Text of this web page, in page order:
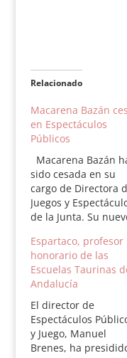
Relacionado
Macarena Bazán
en Espectáculos
Públicos
Macarena Bazán
sido cesada en su
cargo de Directora
Juegos y
de la Junta. Su
Secretaría General
Técnica de Medio de
Ambiente. Su
sucesor será el
gaditano Manuel
Brenes Rivas
Brenes Rivas (Cádiz,
1950) es diplomado
Espartaco, profesor
honorario de las
Escuelas Taurinas
Andalucía
El director de
Espectáculos
y Juego, Manuel
Brenes, ha